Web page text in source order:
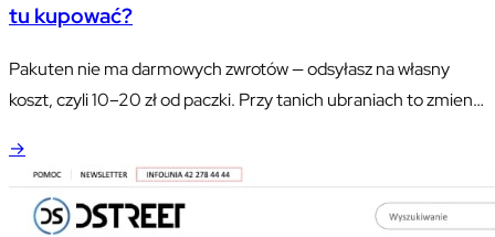
tu kupować?
Pakuten nie ma darmowych zwrotów — odsyłasz na własny
koszt, czyli 10–20 zł od paczki. Przy tanich ubraniach to zmienia
kupować, żeby nie dopłacić, i co zrobić, gdy zwrot nie zostanie
odebrany.
→